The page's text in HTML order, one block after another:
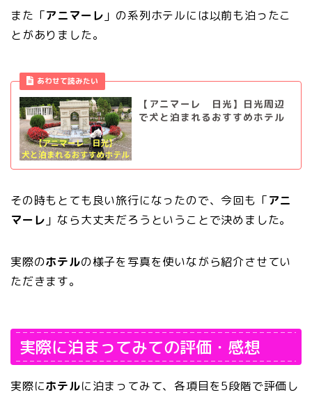
また「アニマーレ 」の系列ホテルには以前も泊ったこ
とがありました。
あわせて読みたい
【アニマーレ 日光】日光周辺
で犬と泊まれるおすすめホテル
その時もとても良い旅行になったので、今回も「アニ
マーレ 」なら大丈夫だろうということで決めました。
実際のホテルの様子を写真を使いながら紹介させてい
ただきます。
実際に泊まってみての評価・感想
実際にホテルに泊まってみて、各項目を5段階で評価し